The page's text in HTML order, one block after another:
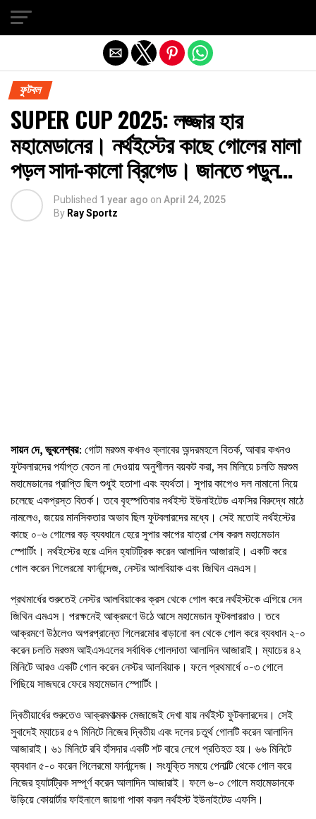
ফুটবল
SUPER CUP 2025: লজ্জার হার
মহামেডানের। নর্থইস্টের কাছে গোলের মালা
পড়ল সাদা-কালো ব্রিগেড। জানতে পড়ুন…
Published 1 year ago on April 24, 2025
By Ray Sportz
সায়ন দে, ভুবনেশ্বর: গোটা মরশুম কখনও ক্লাবের অন্দরমহলে বিতর্ক, আবার কখনও
ফুটবলারদের পর্যাপ্ত বেতন না দেওয়ায় অনুশীলন বয়কট করা, সব মিলিয়ে চলতি মরশুম
মহামেডানের প্রাপ্তি ছিল শুধুই হতাশা এবং ব্যর্থতা। সুপার কাপেও দল নামানো নিয়ে
চলেছে একপ্রস্ত বিতর্ক। তবে বৃহস্পতিবার নর্থইস্ট ইউনাইটেড এফসির বিরুদ্ধে মাঠে
নামলেও, জয়ের মানসিকতার অভাব ছিল ফুটবলারদের মধ্যে। সেই মতোই নর্থইস্টের
কাছে ০-৬ গোলের বড় ব্যবধানে হেরে সুপার কাপের যাত্রা শেষ করল মহামেডান
স্পোর্টিং। নর্থইস্টের হয়ে এদিন হ্যাটট্রিক করেন আলাদিন আজারাই। একটি করে
গোল করেন গিলেরমো ফার্নান্দেজ, নেস্টর আলবিয়াক এবং জিথিন এমএস।
প্রথমার্ধের শুরুতেই নেস্টর আলবিয়াকের ক্রস থেকে গোল করে নর্থইস্টকে এগিয়ে দেন
জিথিন এমএস। পরক্ষনেই আক্রমণে উঠে আসে মহামেডান ফুটবলাররাও। তবে
আক্রমণে উঠলেও অপরপ্রান্তে গিলেরমোর বাড়ানো বল থেকে গোল করে ব্যবধান ২-০
করেন চলতি মরশুম আইএসএলের সর্বাধিক গোলদাতা আলাদিন আজারাই। ম্যাচের ৪২
মিনিটে আরও একটি গোল করেন নেস্টর আলবিয়াক। ফলে প্রথমার্ধে ০-৩ গোলে
পিছিয়ে সাজঘরে ফেরে মহামেডান স্পোর্টিং।
দ্বিতীয়ার্ধের শুরুতেও আক্রমণাত্মক মেজাজেই দেখা যায় নর্থইস্ট ফুটবলারদের। সেই
সুবাদেই ম্যাচের ৫৭ মিনিটে নিজের দ্বিতীয় এবং দলের চতুর্থ গোলটি করেন আলাদিন
আজারাই। ৬১ মিনিটে রবি হাঁসদার একটি শট বারে লেগে প্রতিহত হয়। ৬৬ মিনিটে
ব্যবধান ৫-০ করেন গিলেরমো ফার্নান্দেজ। সংযুক্তি সময়ে পেনাল্টি থেকে গোল করে
নিজের হ্যাটট্রিক সম্পূর্ণ করেন আলাদিন আজারাই। ফলে ৬-০ গোলে মহামেডানকে
উড়িয়ে কোয়ার্টার ফাইনালে জায়গা পাকা করল নর্থইস্ট ইউনাইটেড এফসি।